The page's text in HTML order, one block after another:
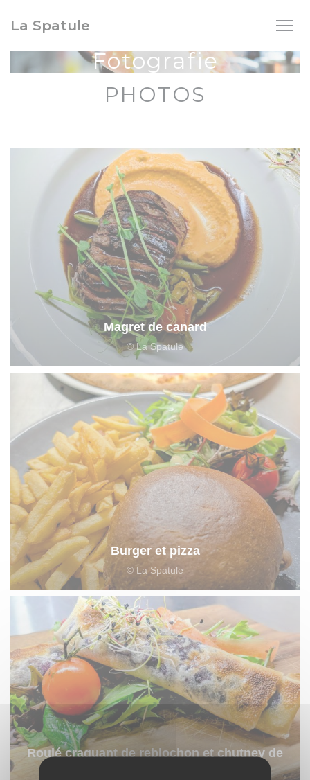
La Spatule
Fotografie
PHOTOS
Magret de canard
© La Spatule
Burger et pizza
© La Spatule
Roulé craquant de reblochon et chutney de